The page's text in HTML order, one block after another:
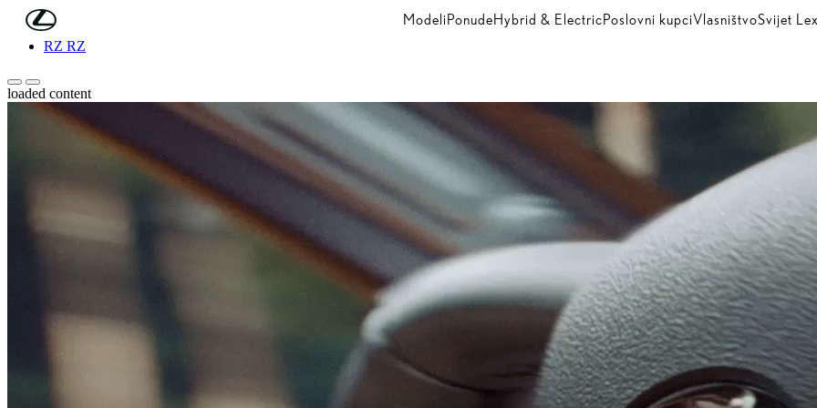
Skip to Main Content ModeliPonudeHybrid & ElectricPoslovni kupciVlasništvoSvijet
RZ RZ
Pomicanje ulijevo
Pomicanje udesno
loaded content